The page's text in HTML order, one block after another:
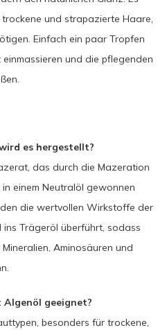
und strapazierte Haare,
Einfach ein paar Tropfen
und die pflegenden
es hergestellt?
das durch die Mazeration
einem Neutralöl gewonnen
die wertvollen Wirkstoffe der
Trägeröl überführt, sodass
Aminosäuren und
geeignet?
besonders für trockene,